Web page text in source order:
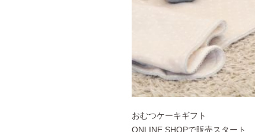
おむつケーキギフト
ONLINE SHOPで販売スタート